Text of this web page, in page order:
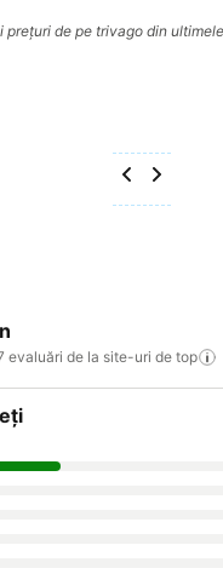
prețuri de pe trivago din
evaluări de la site-uri de top